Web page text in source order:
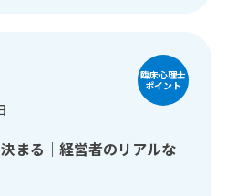
まる｜経営者のリアルな
臨床心理士
ポイント